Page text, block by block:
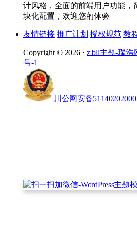
计风格，全面的前端用户功能，
块化配置，欢迎您的体验
友情链接 推广计划 授权规范 教
Copyright © 2026 · zibll主题-瑞浩
号-1
川公网安备